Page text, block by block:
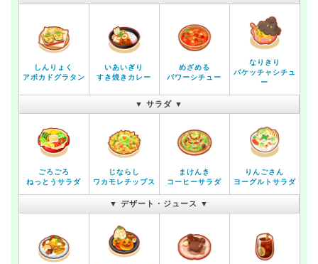
しんりょく
アボカドグラタン
いあいぎり
すき焼きカレー
めざめる
パワーシチュー
なりきり
バケッチャシチュ
ー
▼ サラダ ▼
ごろごろ
ねっとうサラダ
じならし
ワカモレチップス
まけんき
コーヒーサラダ
りんごさん
ヨーグルトサラダ
▼ デザート・ジュース ▼